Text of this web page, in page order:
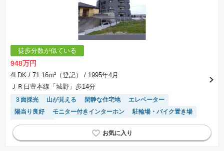
徒歩分数が似ている
948万円
4LDK / 71.16m²（登記）
/ 1995年4月
ＪＲ日豊本線「城野」歩14分
３面採光 山が見える 閑静な住宅地
エレベーター
陽当り良好
モニター付きインターホン
駐輪場・バイク置き場
温水洗浄便座